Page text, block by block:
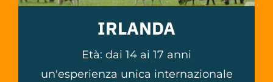
IRLANDA
Età: dai 14 ai 17 anni
un'esperienza unica internazionale